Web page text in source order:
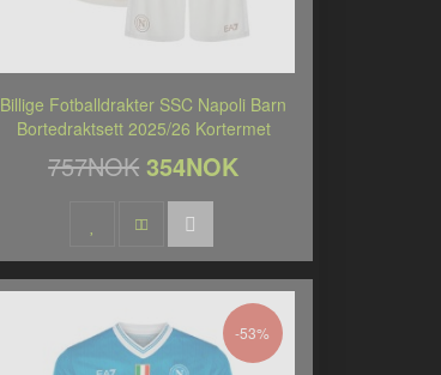
Billige Fotballdrakter SSC Napoli Barn
Bortedraktsett 2025/26 Kortermet
757NOK 354NOK
-53%